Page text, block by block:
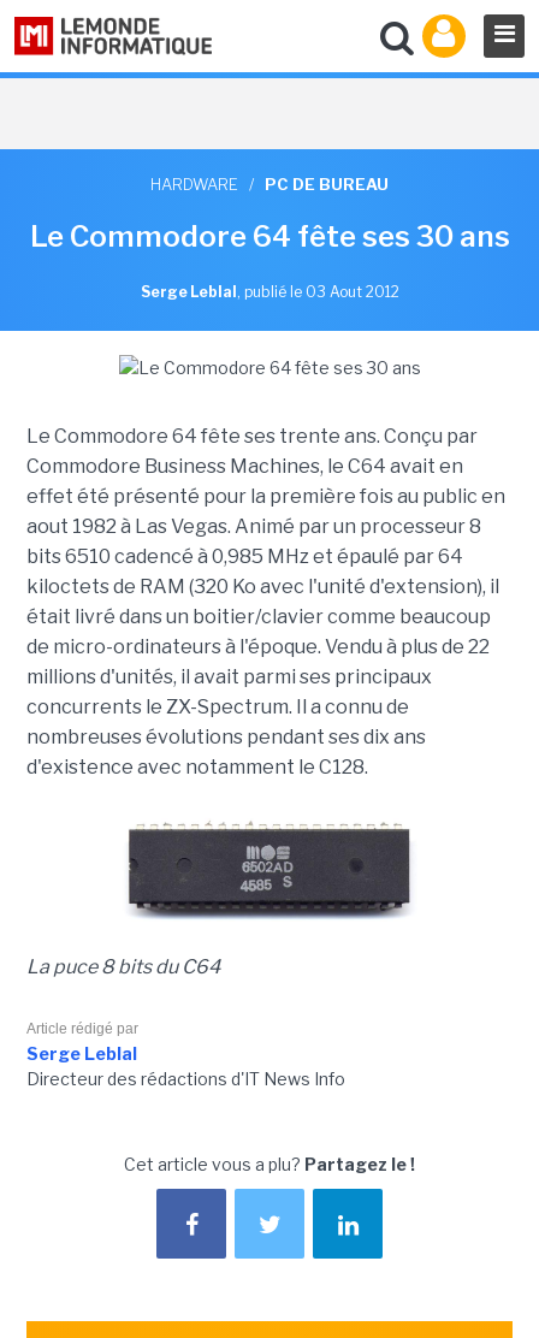
HARDWARE / PC DE BUREAU
Le Commodore 64 fête ses 30 ans
Serge Leblal , publié le 03 Aout 2012
Le Commodore 64 fête ses trente ans. Conçu par
Commodore Business Machines, le C64 avait en
effet été présenté pour la première fois au public en
aout 1982 à Las Vegas. Animé par un processeur 8
bits 6510 cadencé à 0,985 MHzet épaulé par 64
kiloctets de RAM (320 Ko avec l'unité d'extension), il
était livré dans un boitier/clavier comme beaucoup
de micro-ordinateurs à l'époque. Vendu à plus de 22
millions d'unités, il avait parmi ses principaux
concurrents le ZX-Spectrum. Il a connu de
nombreuses évolutions pendant ses dix ans
d'existence avec notamment le C128.
La puce 8 bits du C64
Article rédigé par
Serge Leblal
Directeur des rédactions d'IT News Info
Cet article vous a plu? Partagez le !